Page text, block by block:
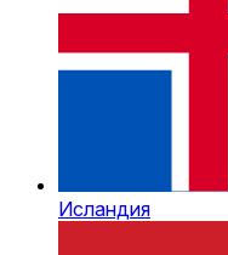
Исландия